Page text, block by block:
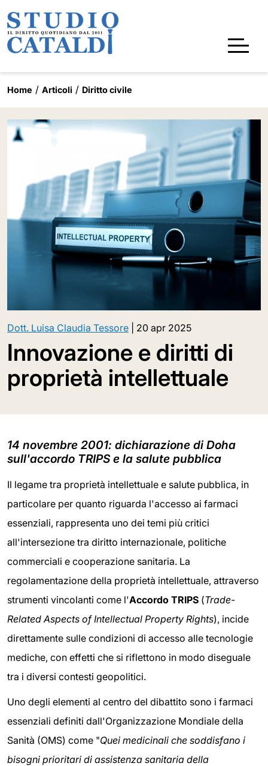
Home Articoli Diritto civile
Dott. Luisa Claudia Tessore 20 apr 2025
Innovazione e diritti di
proprietà intellettuale
14 novembre 2001: dichiarazione di Doha
sull'accordo TRIPS e la salute pubblica
Il legame tra proprietà intellettuale e salute pubblica, in
particolare per quanto riguarda l'accesso ai farmaci
essenziali, rappresenta uno dei temi più critici
all'intersezione tra diritto internazionale, politiche
commerciali e cooperazione sanitaria. La
regolamentazione della proprietà intellettuale, attraverso
strumenti vincolanti come l'Accordo TRIPS (Trade-
Related Aspects of Intellectual Property Rights), incide
direttamente sulle condizioni di accesso alle tecnologie
mediche, con effetti che si riflettono in modo diseguale
tra i diversi contesti geopolitici.
Uno degli elementi al centro del dibattito sono i farmaci
essenziali definiti dall'Organizzazione Mondiale della
Sanità (OMS) come "Quei medicinali che soddisfano i
bisogni prioritari di assistenza sanitaria della